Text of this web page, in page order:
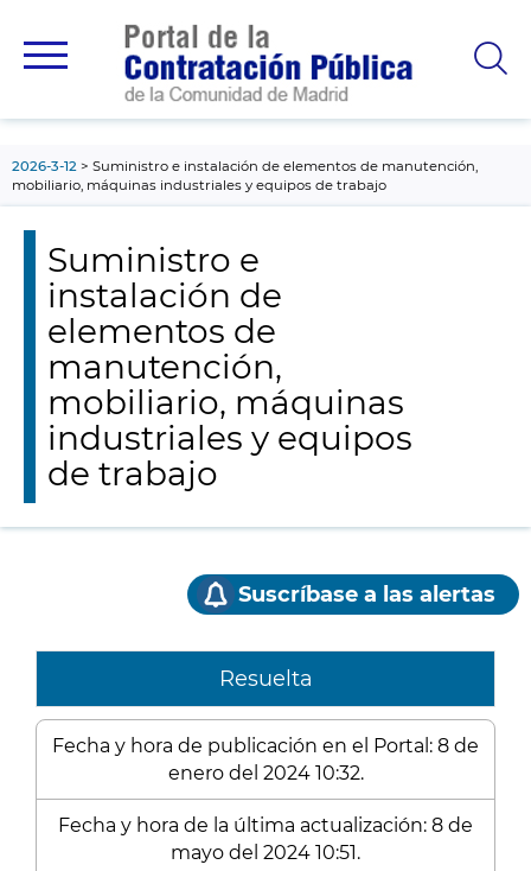
principal
2026-3-12
Suministro e instalación de elementos de manutención,
mobiliario, máquinas industriales y equipos de trabajo
Suministro e
instalación de
elementos de
manutención,
mobiliario, máquinas
industriales y equipos
de trabajo
Suscríbase a las alertas
Resuelta
Fecha y hora de publicación en el Portal: 8 de
enero del 2024 10:32.
Fecha y hora de la última actualización: 8 de
mayo del 2024 10:51.